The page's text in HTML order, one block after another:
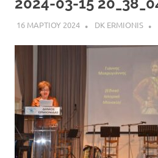
16 ΜΑΡΤΙΟΥ 2024 DK ERMIONIS